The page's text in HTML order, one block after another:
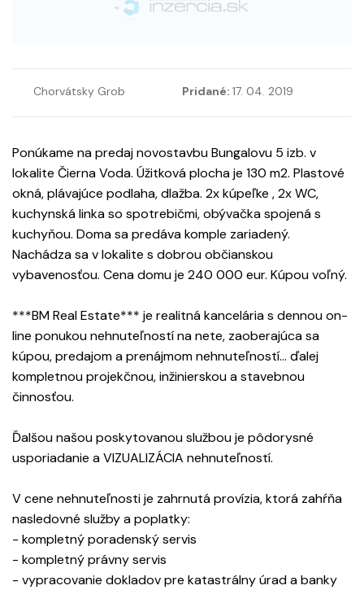
Chorvátsky Grob Pridané: 17. 04. 2019
Ponúkame na predaj novostavbu Bungalovu 5 izb. v
lokalite Čierna Voda. Úžitková plocha je 130 m2. Plastové
okná, plávajúce podlaha, dlažba. 2x kúpeľke , 2x WC,
kuchynská linka so spotrebičmi, obývačka spojená s
kuchyňou. Doma sa predáva komple zariadený.
Nachádza sa v lokalite s dobrou občianskou
vybavenosťou. Cena domu je 240 000 eur. Kúpou voľný.
***BM Real Estate*** je realitná kancelária s dennou on-
line ponukou nehnuteľností na nete, zaoberajúca sa
kúpou, predajom a prenájmom nehnuteľností... ďalej
kompletnou projekčnou, inžinierskou a stavebnou
činnosťou.
Ďalšou našou poskytovanou službou je pôdorysné
usporiadanie a VIZUALIZÁCIA nehnuteľností.
V cene nehnuteľnosti je zahrnutá provízia, ktorá zahŕňa
nasledovné služby a poplatky:
- kompletný poradenský servis
- kompletný právny servis
- vypracovanie dokladov pre katastrálny úrad a banky